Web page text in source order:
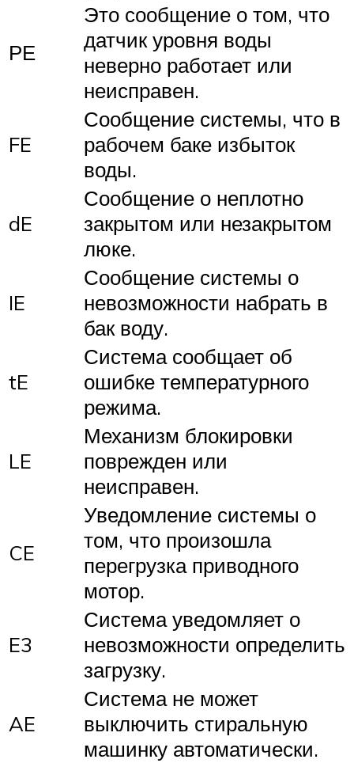
РЕ
Это сообщение о том, что
датчик уровня воды
неверно работает или
неисправен.
FE
Сообщение системы, что в
рабочем баке избыток
воды.
dE
Сообщение о неплотно
закрытом или незакрытом
люке.
IE
Сообщение системы о
невозможности набрать в
бак воду.
tE
Система сообщает об
ошибке температурного
режима.
LE
Механизм блокировки
поврежден или
неисправен.
CE
Уведомление системы о
том, что произошла
перегрузка приводного
мотор.
E3
Система уведомляет о
невозможности определить
загрузку.
AE
Система не может
выключить стиральную
машинку автоматически.